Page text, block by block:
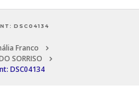
DSC04134
Franco
SORRISO
DSC04134